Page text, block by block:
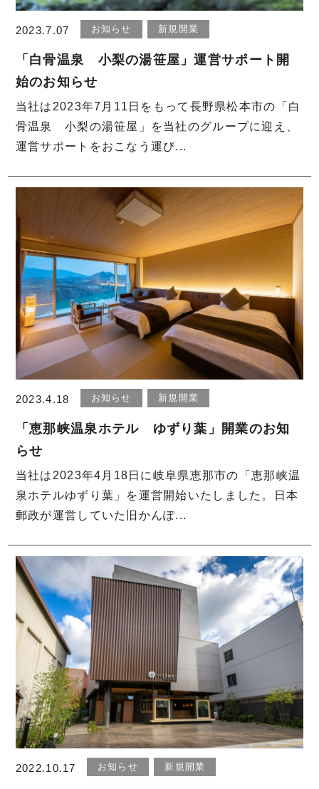
2023.7.07 お知らせ 新規開業
「白骨温泉 小梨の湯笹屋」運営サポート開
始のお知らせ
当社は2023年7月11日をもって長野県松本市の「白
骨温泉 小梨の湯笹屋」を当社のグループに迎え、
運営サポートをおこなう運び...
2023.4.18 お知らせ 新規開業
「恵那峡温泉ホテル ゆずり葉」開業のお知
らせ
当社は2023年4月18日に岐阜県恵那市の「恵那峡温
泉ホテルゆずり葉」を運営開始いたしました。日本
郵政が運営していた旧かんぽ...
2022.10.17 お知らせ 新規開業